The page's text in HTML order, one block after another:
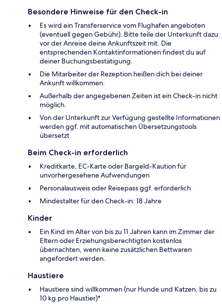
Besondere Hinweise für den Check-in
Es wird ein Transferservice vom Flughafen angeboten
(eventuell gegen Gebühr). Bitte teile der Unterkunft dazu
vor der Anreise deine Ankunftszeit mit. Die
entsprechenden Kontaktinformationen findest du auf
deiner Buchungsbestätigung.
Die Mitarbeiter der Rezeption heißen dich bei deiner
Ankunft willkommen.
Außerhalb der angegebenen Zeiten ist ein Check-in nicht
möglich.
Von der Unterkunft zur Verfügung gestellte Informationen
werden ggf. mit automatischen Übersetzungstools
übersetzt.
Beim Check-in erforderlich
Kreditkarte, EC-Karte oder Bargeld-Kaution für
unvorhergesehene Aufwendungen
Personalausweis oder Reisepass ggf. erforderlich
Mindestalter für den Check-in: 18 Jahre
Kinder
Ein Kind im Alter von bis zu 11 Jahren kann im Zimmer der
Eltern oder Erziehungsberechtigten kostenlos
übernachten, wenn keine zusätzlichen Bettwaren
angefordert werden.
Haustiere
Haustiere sind willkommen (nur Hunde und Katzen, bis zu
10 kg pro Haustier)*